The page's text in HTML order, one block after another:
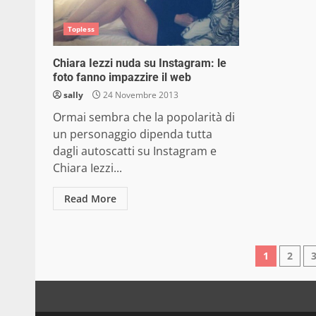
Topless
Chiara Iezzi nuda su Instagram: le
foto fanno impazzire il web
sally 24 Novembre 2013
Ormai sembra che la popolarità di
un personaggio dipenda tutta
dagli autoscatti su Instagram e
Chiara Iezzi...
Read More
degli
1 2 3